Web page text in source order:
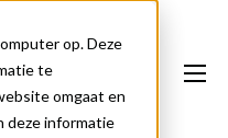
op. Deze
te
omgaat en
deze informatie